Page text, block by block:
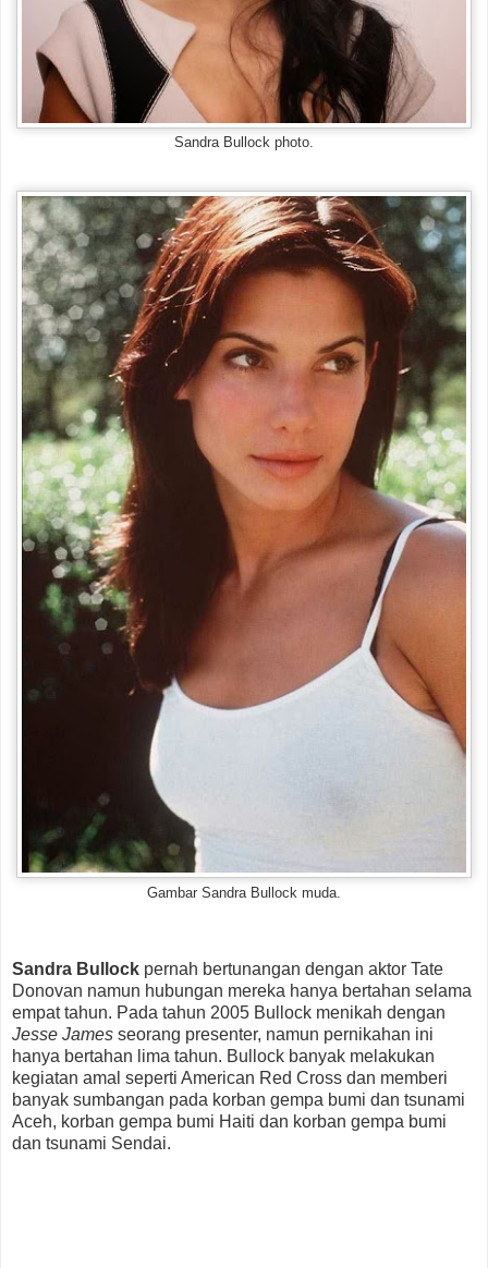
Sandra Bullock photo.
Gambar Sandra Bullock muda.
Sandra Bullock pernah bertunangan dengan aktor Tate
Donovan namun hubungan mereka hanya bertahan selama
empat tahun. Pada tahun 2005 Bullock menikah dengan
Jesse James seorang presenter, namun pernikahan ini
hanya bertahan lima tahun. Bullock banyak melakukan
kegiatan amal seperti American Red Cross dan memberi
banyak sumbangan pada korban gempa bumi dan tsunami
Aceh, korban gempa bumi Haiti dan korban gempa bumi
dan tsunami Sendai.